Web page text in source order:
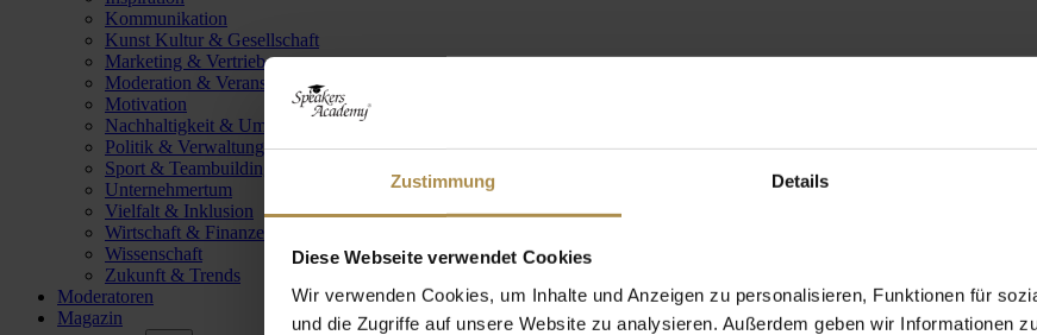
Zustimmung Details
Diese Webseite verwendet Cookies
Wir verwenden Cookies, um Inhalte und Anzeigen zu personalisieren, Funktionen für
und die Zugriffe auf unsere Website zu analysieren. Außerdem geben wir Informationen
Kommunikation
Kunst Kultur & Gesellschaft
Marketing & Vertrieb
Moderation & Veranstaltungsleitung
Motivation
Nachhaltigkeit & Umwelt
Politik & Verwaltung
Sport & Teambuilding
Unternehmertum
Vielfalt & Inklusion
Wirtschaft & Finanzen
Wissenschaft
Zukunft & Trends
Moderatoren
Magazin